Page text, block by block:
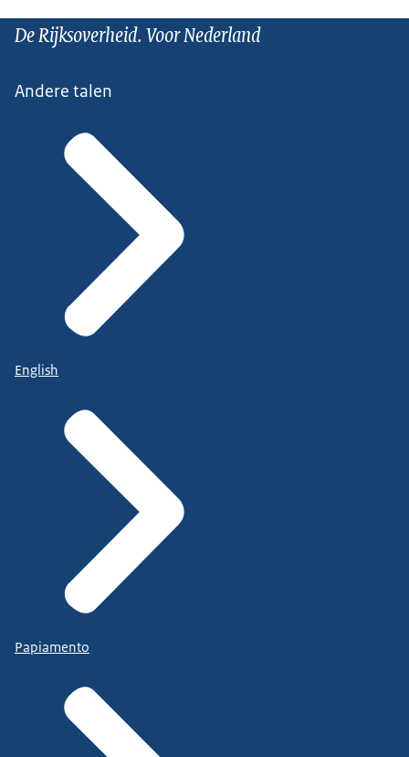
De Rijksoverheid. Voor Nederland
Andere talen
English
Papiamento